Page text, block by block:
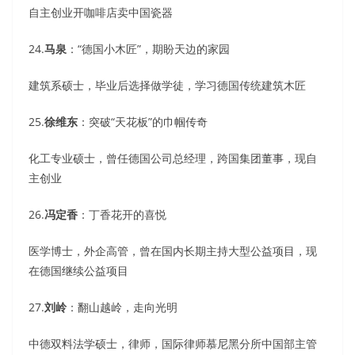
自主创业开咖啡店卖中国瓷器
24.马泉 ：“德国小木匠”，期盼天边的家园
建筑系硕士，毕业后选择做学徒，学习德国传统建筑木匠
25.徐维东 ：突破“天花板”的巾帼传奇
化工专业硕士，曾任德国公司总经理，跨国集团董事，现自
主创业
26.冯定香 ：丁香花开的喜悦
医学博士，外企高管，曾在国内长期主持大型公益项目，现
在德国继续公益项目
27.刘岭：翻山越岭，走向光明
中德双料法学硕士，律师，国际律师慕尼黑分所中国部主管